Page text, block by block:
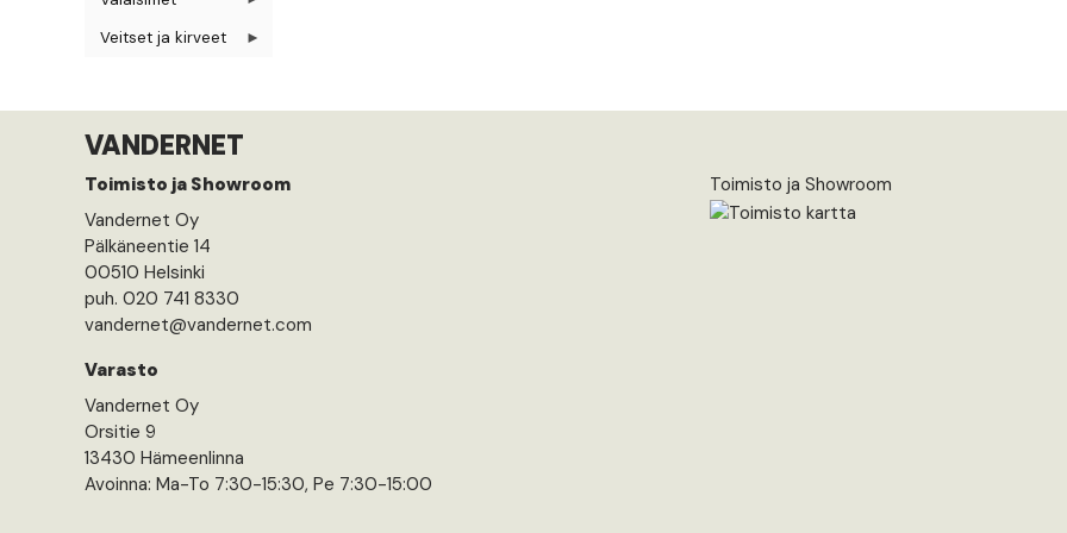
Veitset ja kirveet
VANDERNET
Toimisto ja Showroom
Vandernet Oy
Pälkäneentie 14
00510 Helsinki
puh. 020 741 8330
vandernet@vandernet.com
Varasto
Vandernet Oy
Orsitie 9
13430 Hämeenlinna
Avoinna: Ma-To 7:30-15:30, Pe 7:30-15:00
Toimisto ja Showroom